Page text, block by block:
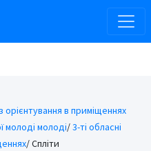
орієнтування в приміщеннях
молоді молоді/3-ті обласні
/ Спліти